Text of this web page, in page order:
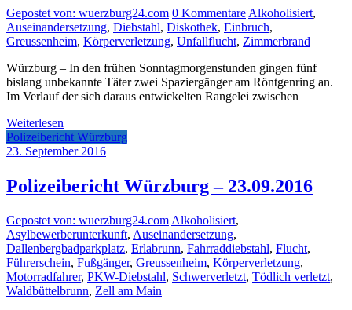
Gepostet von: wuerzburg24.com 0 Kommentare Alkoholisiert,
Auseinandersetzung, Diebstahl, Diskothek, Einbruch,
Greussenheim, Körperverletzung, Unfallflucht, Zimmerbrand
Würzburg – In den frühen Sonntagmorgenstunden gingen fünf
bislang unbekannte Täter zwei Spaziergänger am Röntgenring an.
Im Verlauf der sich daraus entwickelten Rangelei zwischen
Weiterlesen
Polizeibericht Würzburg
23. September 2016
Polizeibericht Würzburg – 23.09.2016
Gepostet von: wuerzburg24.com Alkoholisiert,
Asylbewerberunterkunft, Auseinandersetzung,
Dallenbergbadparkplatz, Erlabrunn, Fahrraddiebstahl, Flucht,
Führerschein, Fußgänger, Greussenheim, Körperverletzung,
Motorradfahrer, PKW-Diebstahl, Schwerverletzt, Tödlich verletzt,
Waldbüttelbrunn, Zell am Main